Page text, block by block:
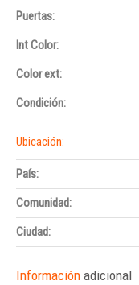
Puertas:
Int Color:
Color ext:
Condición:
Ubicación:
País:
Comunidad:
Ciudad:
Información adicional